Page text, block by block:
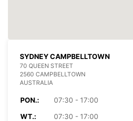
SYDNEY CAMPBELLTOWN
70 QUEEN STREET
2560 CAMPBELLTOWN
AUSTRALIA
PON.:
07:30 - 17:00
WT.:
07:30 - 17:00